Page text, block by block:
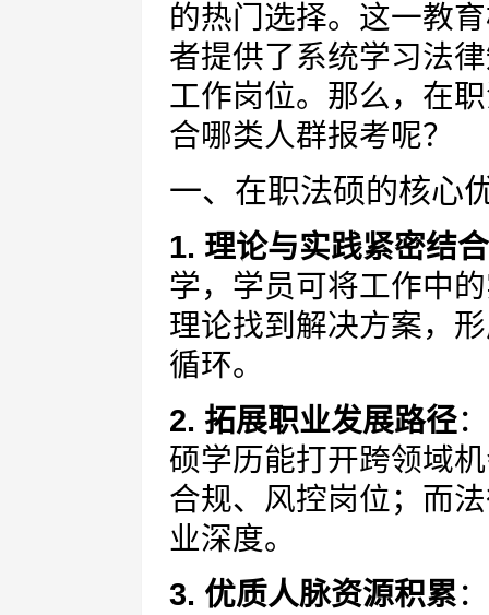
的热门选择。这一教
者提供了系统学习法
工作岗位。那么，在
合哪类人群报考呢？
一、在职法硕的核心
1. 理论与实践紧密结合
学，学员可将工作中
理论找到解决方案，
循环。
2. 拓展职业发展路径
硕学历能打开跨领域
合规、风控岗位；而
业深度。
3. 优质人脉资源积累